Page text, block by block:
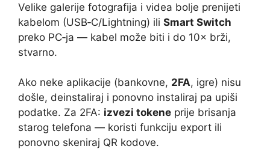
Velike galerije fotografija i videa bolje prenijeti
kabelom (USB‑C/Lightning) ili Smart Switch
preko PC‑ja — kabel može biti i do 10× brži,
stvarno.
Ako neke aplikacije (bankovne, 2FA, igre) nisu
došle, deinstaliraj i ponovno instaliraj pa upiši
podatke. Za 2FA: izvezi tokene prije brisanja
starog telefona — koristi funkciju export ili
ponovno skeniraj QR kodove.